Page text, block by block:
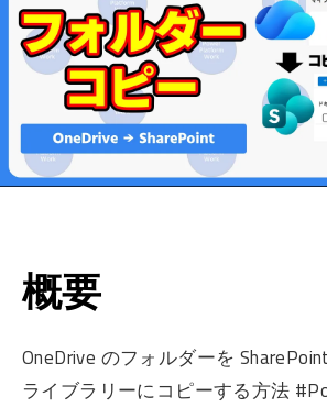
概要
OneDrive のフォルダーを
ライブラリーにコピーする方法